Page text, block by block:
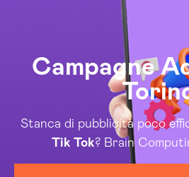
Campagne
Stanca di pubblicità poco
Tik Tok? Brain